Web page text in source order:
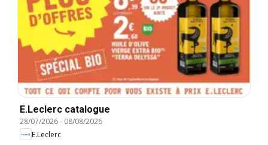
E.Leclerc catalogue
28/07/2026- 08/08/2026
E.Leclerc